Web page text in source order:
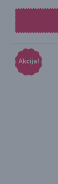
Akcija!